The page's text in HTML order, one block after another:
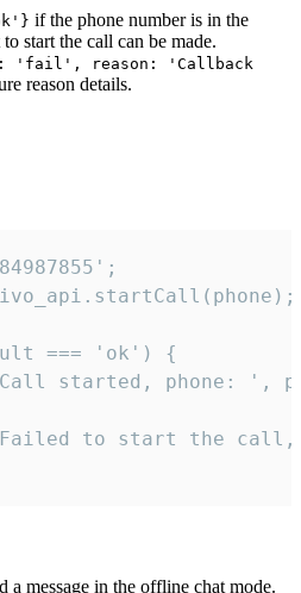
if the phone number is in the
start the call can be made.
'fail', reason: 'Callback
reason details.
=== 'ok') {
started, phone: ',
to start the
a message in the offline chat mode.